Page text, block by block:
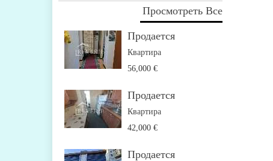
Просмотреть Все
Продается
Квартира
56,000 €
Продается
Квартира
42,000 €
Продается